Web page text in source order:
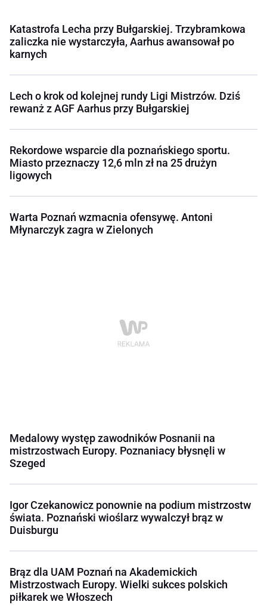
Katastrofa Lecha przy Bułgarskiej. Trzybramkowa
zaliczka nie wystarczyła, Aarhus awansował po
karnych
Lech o krok od kolejnej rundy Ligi Mistrzów. Dziś
rewanż z AGF Aarhus przy Bułgarskiej
Rekordowe wsparcie dla poznańskiego sportu.
Miasto przeznaczy 12,6 mln zł na 25 drużyn
ligowych
Warta Poznań wzmacnia ofensywę. Antoni
Młynarczyk zagra w Zielonych
Medalowy występ zawodników Posnanii na
mistrzostwach Europy. Poznaniacy błysnęli w
Szeged
Igor Czekanowicz ponownie na podium mistrzostw
świata. Poznański wioślarz wywalczył brąz w
Duisburgu
Brąz dla UAM Poznań na Akademickich
Mistrzostwach Europy. Wielki sukces polskich
piłkarek we Włoszech